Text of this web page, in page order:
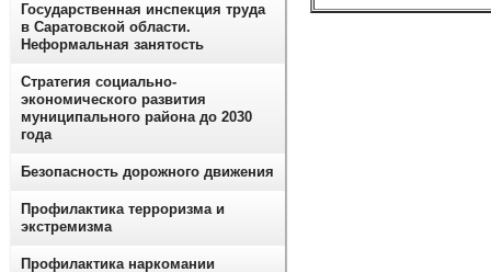
Государственная инспекция труда
в Саратовской области.
Неформальная занятость
Стратегия социально-
экономического развития
муниципального района до 2030
года
Безопасность дорожного движения
Профилактика терроризма и
экстремизма
Профилактика наркомании